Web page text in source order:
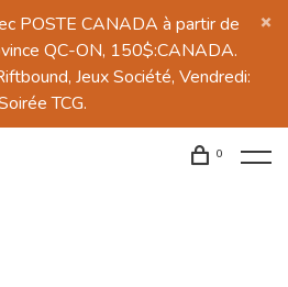
POSTE CANADA à partir de
QC-ON, 150$:CANADA.
Jeux Société, Vendredi:
TCG.
0